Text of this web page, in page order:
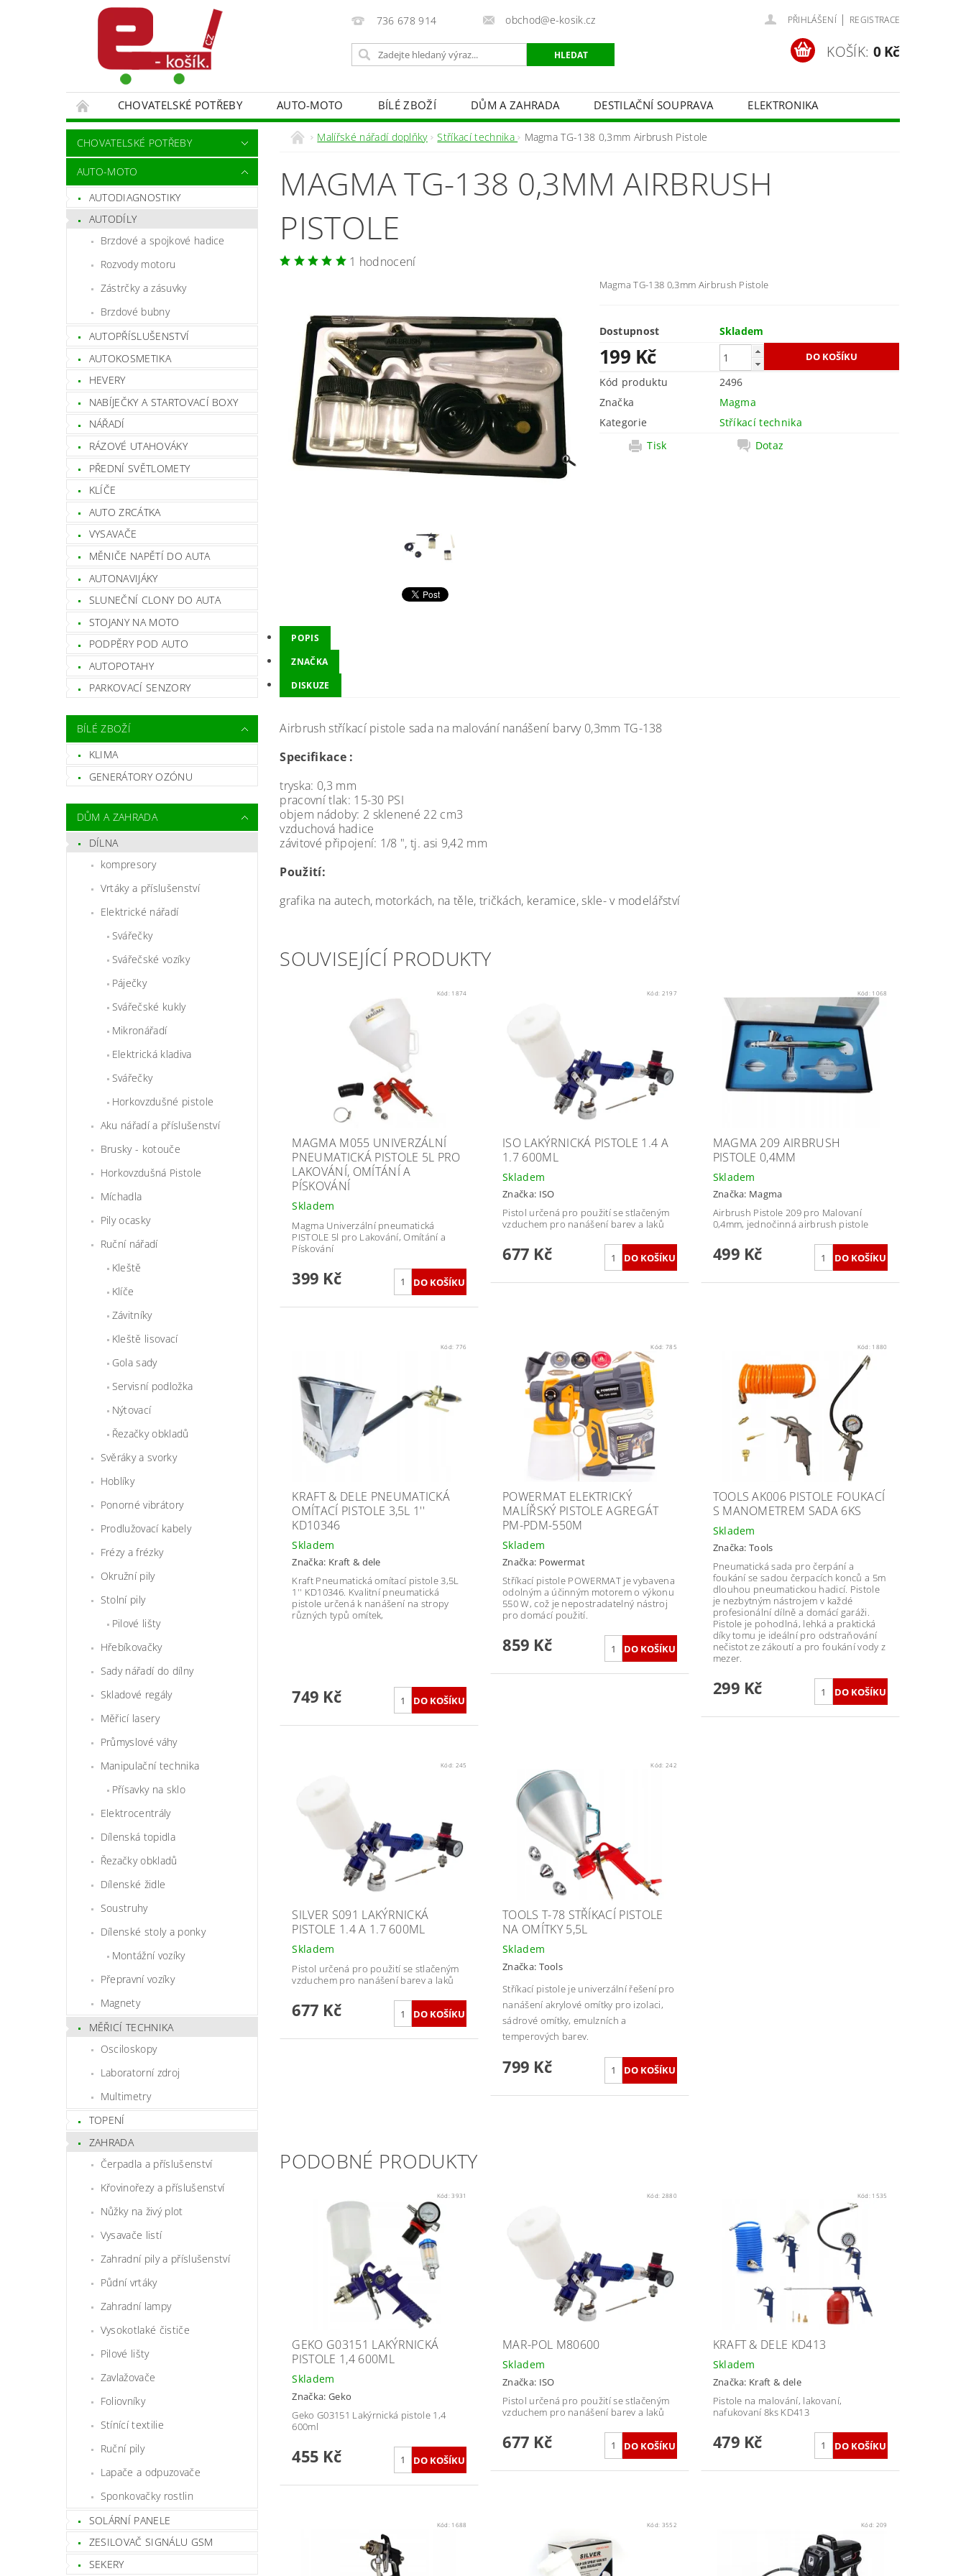
736 678 914 obchod@e-kosik.cz PŘIHLÁŠENÍ | REGISTRACE
KOŠÍK: 0 Kč
CHOVATELSKÉ POTŘEBY AUTO-MOTO BÍLÉ ZBOŽÍ DŮM A ZAHRADA DESTILAČNÍ SOUPRAVA
ELEKTRONIKA
MALÍŘSKÉ NÁŘADÍ DOPLŇKY
MONITOROVACÍ TECHNIKA A ALARMY OSVĚTLENÍ
STUDIOVÁ FOTOTECHNIKA
SPORT A TURISTIKA
DĚTSKÉ ZBOŽÍ
CHOVATELSKÉ POTŘEBY
AUTO-MOTO
AUTODIAGNOSTIKY
AUTODÍLY
Brzdové a spojkové hadice
Rozvody motoru
Zástrčky a zásuvky
Brzdové bubny
AUTOPŘÍSLUŠENSTVÍ
AUTOKOSMETIKA
HEVERY
NABÍJEČKY A STARTOVACÍ BOXY
NÁŘADÍ
RÁZOVÉ UTAHOVÁKY
PŘEDNÍ SVĚTLOMETY
KLÍČE
AUTO ZRCÁTKA
VYSAVAČE
MĚNIČE NAPĚTÍ DO AUTA
AUTONAVIJÁKY
SLUNEČNÍ CLONY DO AUTA
STOJANY NA MOTO
PODPĚRY POD AUTO
AUTOPOTAHY
PARKOVACÍ SENZORY
BÍLÉ ZBOŽÍ
KLIMA
GENERÁTORY OZÓNU
DŮM A ZAHRADA
DÍLNA
kompresory
Vrtáky a příslušenství
Elektrické nářadí
Svářečky
Svářečské vozíky
Páječky
Svářečské kukly
Mikronářadí
Elektrická kladiva
Svářečky
Horkovzdušné pistole
Aku nářadí a příslušenství
Brusky - kotouče
Horkovzdušná Pistole
Míchadla
Pily ocasky
Ruční nářadí
Kleště
Klíče
Závitníky
Kleště lisovací
Gola sady
Servisní podložka
Nýtovací
Řezačky obkladů
Svěráky a svorky
Hoblíky
Ponorné vibrátory
Prodlužovací kabely
Frézy a frézky
Okružní pily
Stolní pily
Pilové lišty
Hřebíkovačky
Sady nářadí do dílny
Skladové regály
Měřicí lasery
Průmyslové váhy
Manipulační technika
Přísavky na sklo
Elektrocentrály
Dílenská topidla
Řezačky obkladů
Dílenské židle
Soustruhy
Dílenské stoly a ponky
Montážní vozíky
Přepravní vozíky
Magnety
MĚŘICÍ TECHNIKA
Osciloskopy
Laboratorní zdroj
Multimetry
TOPENÍ
ZAHRADA
Čerpadla a příslušenství
Křovinořezy a příslušenství
Nůžky na živý plot
Vysavače listí
Zahradní pily a příslušenství
Půdní vrtáky
Zahradní lampy
Vysokotlaké čističe
Pilové lišty
Zavlažovače
Foliovníky
Stínící textilie
Ruční pily
Lapače a odpuzovače
Sponkovačky rostlin
SOLÁRNÍ PANELE
ZESILOVAČ SIGNÁLU GSM
SEKERY
Malířské nářadí doplňky Stříkací technika Magma TG-138 0,3mm Airbrush Pistole
MAGMA TG-138 0,3MM AIRBRUSH
PISTOLE
1 hodnocení
Magma TG-138 0,3mm Airbrush Pistole
Dostupnost Skladem
199 Kč
Kód produktu
2496
Značka
Magma
Kategorie
Stříkací technika
Tisk
Dotaz
POPIS
ZNAČKA
DISKUZE
Airbrush stříkací pistole sada na malování nanášení barvy 0,3mm TG-138
Specifikace :
tryska: 0,3 mm
pracovní tlak: 15-30 PSI
objem nádoby: 2 sklenené 22 cm3
vzduchová hadice
závitové připojení: 1/8 ", tj. asi 9,42 mm
Použití:
grafika na autech, motorkách, na těle, tričkách, keramice, skle- v modelářství
SOUVISEJÍCÍ PRODUKTY
Kód: 1874
MAGMA M055 UNIVERZÁLNÍ
PNEUMATICKÁ PISTOLE 5L PRO
LAKOVÁNÍ, OMÍTÁNÍ A
PÍSKOVÁNÍ
Skladem
Magma Univerzální pneumatická
PISTOLE 5l pro Lakování, Omítání a
Pískování
399 Kč
Kód: 2197
ISO LAKÝRNICKÁ PISTOLE 1.4 A
1.7 600ML
Skladem
Značka: ISO
Pistol určená pro použití se stlačeným
vzduchem pro nanášení barev a laků
677 Kč
Kód: 1068
MAGMA 209 AIRBRUSH
PISTOLE 0,4MM
Skladem
Značka: Magma
Airbrush Pistole 209 pro Malovaní
0,4mm, jednočinná airbrush pistole
499 Kč
Kód: 776
KRAFT & DELE PNEUMATICKÁ
OMÍTACÍ PISTOLE 3,5L 1''
KD10346
Skladem
Značka: Kraft & dele
Kraft Pneumatická omítací pistole 3,5L
1'' KD10346. Kvalitní pneumatická
pistole určená k nanášení na stropy
různých typů omítek,
749 Kč
Kód:785
POWERMAT ELEKTRICKÝ
MALÍŘSKÝ PISTOLE AGREGÁT
PM-PDM-550M
Skladem
Značka: Powermat
Stříkací pistole POWERMAT je vybavena
odolným a účinným motorem o výkonu
550 W, což je nepostradatelný nástroj
pro domácí použití.
859 Kč
Kód: 1880
TOOLS AK006 PISTOLE FOUKACÍ
S MANOMETREM SADA 6KS
Skladem
Značka:Tools
Pneumatická sada pro čerpání a
foukání se sadou čerpacích konců a 5m
dlouhou pneumatickou hadicí. Pistole
je nezbytným nástrojem v každé
profesionální dílně a domácí garáži.
Pistole je pohodlná, lehká a praktická
díky tomu je ideální pro odstraňování
nečistot ze zákoutí a pro foukání vody z
mezer.
299 Kč
Kód: 245
SILVER S091 LAKÝRNICKÁ
PISTOLE 1.4 A 1.7 600ML
Skladem
Pistol určená pro použití se stlačeným
vzduchem pro nanášení barev a laků
677 Kč
Kód:242
TOOLS T-78 STŘÍKACÍ PISTOLE
NA OMÍTKY 5,5L
Skladem
Značka: Tools
Stříkací pistole je univerzální řešení pro
nanášení akrylové omítky pro izolaci,
sádrové omítky, emulzních a
temperových barev.
799 Kč
PODOBNÉ PRODUKTY
Kód:3931
GEKO G03151 LAKÝRNICKÁ
PISTOLE 1,4 600ML
Skladem
Značka: Geko
Geko G03151 Lakýrnická pistole 1,4
600ml
455 Kč
Kód: 2880
MAR-POL M80600
Skladem
Značka: ISO
Pistol určená pro použití se stlačeným
vzduchem pro nanášení barev a laků
677 Kč
Kód: 1535
KRAFT & DELE KD413
Skladem
Značka: Kraft & dele
Pistole na malování, lakovaní,
nafukovaní 8ks KD413
479 Kč
Kód: 1688 Kód: 3552 Kód: 209